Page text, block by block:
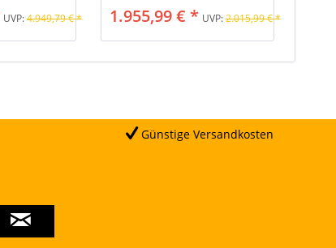
UVP:4.949,79 € * 1.955,99 € * UVP:2.015,99 € *
Günstige Versandkosten